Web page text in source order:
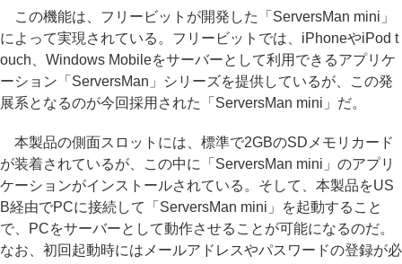
この機能は、フリービットが開発した「ServersMan mini」
によって実現されている。フリービットでは、iPhoneやiPod t
ouch、Windows Mobileをサーバーとして利用できるアプリケ
ーション「ServersMan」シリーズを提供しているが、この発
展系となるのが今回採用された「ServersMan mini」だ。
本製品の側面スロットには、標準で2GBのSDメモリカード
が装着されているが、この中に「ServersMan mini」のアプリ
ケーションがインストールされている。そして、本製品をUS
B経由でPCに接続して「ServersMan mini」を起動すること
で、PCをサーバーとして動作させることが可能になるのだ。
なお、初回起動時にはメールアドレスやパスワードの登録が必